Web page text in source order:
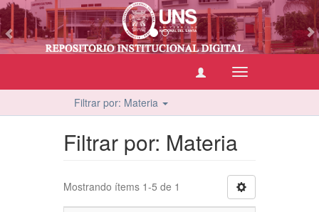
Cambiar
navegación
Filtrar por: Materia
Filtrar por: Materia
Mostrando ítems 1-5 de 1